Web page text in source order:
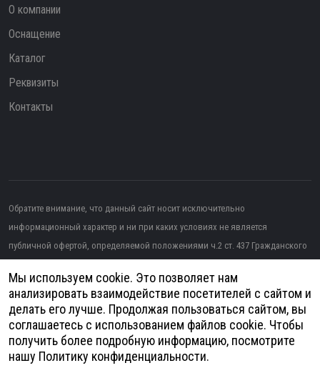
О компании
Оснащение
Каталог
Реквизиты
Контакты
Обратите внимание, что данный сайт носит исключительно
информационный характер и ни при каких условиях не является
публичной офертой, определяемой положениями ч.2 ст. 437 Гражданского
Изображение от topntp26на Freepik
Политика конфиденциальности
Согласие на обработку персональных данных
Мы используем cookie. Это позволяет нам
анализировать взаимодействие посетителей с сайтом и
делать его лучше. Продолжая пользоваться сайтом, вы
соглашаетесь с использованием файлов cookie. Чтобы
получить более подробную информацию, посмотрите
нашу Политику конфиденциальности.